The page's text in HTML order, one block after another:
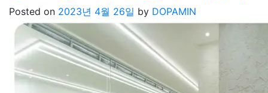
Posted on 2023년 4월 26일 by DOPAMIN